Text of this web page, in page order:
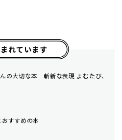
れています
の大切な本 斬新な表現 よむたび、
すすめの本